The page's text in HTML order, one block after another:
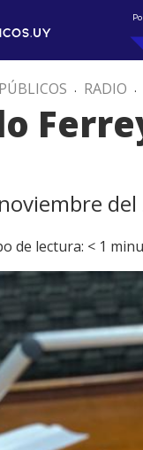
. RADIO .
de lectura: < 1